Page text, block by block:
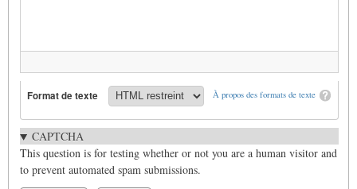
À propos des formats de texte
Format de texte
CAPTCHA
This question is for testing whether or not you are a human visitor and
to prevent automated spam submissions.